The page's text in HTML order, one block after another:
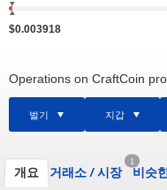
$0.003918
Operations on CraftCoin
벌기 지갑
개요 거래소 /시장
1
비슷